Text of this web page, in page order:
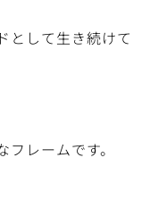
として生き続けて
レームです。